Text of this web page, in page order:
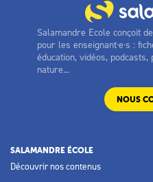
Salamandre Ecole conçoit
pour les enseignant·e·s :
éducation, vidéos,
nature...
NOUS
SALAMANDRE ÉCOLE
Découvrir nos contenus